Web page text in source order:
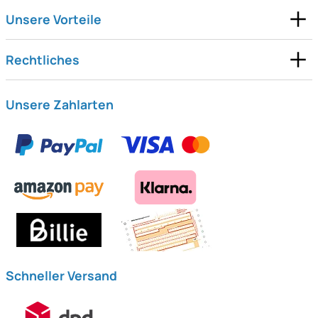
Unsere Vorteile
Rechtliches
Unsere Zahlarten
Schneller Versand